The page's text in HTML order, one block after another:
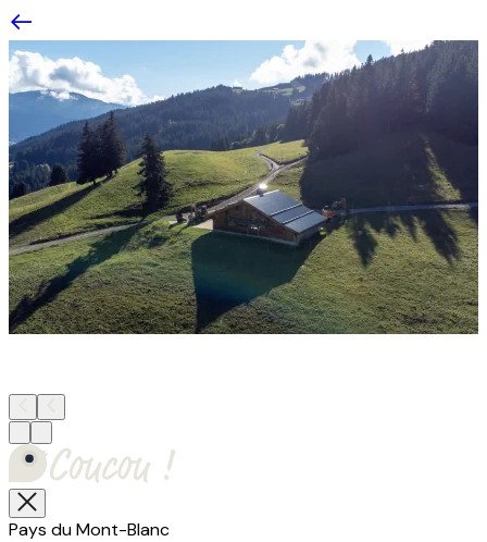
Pays du Mont-Blanc